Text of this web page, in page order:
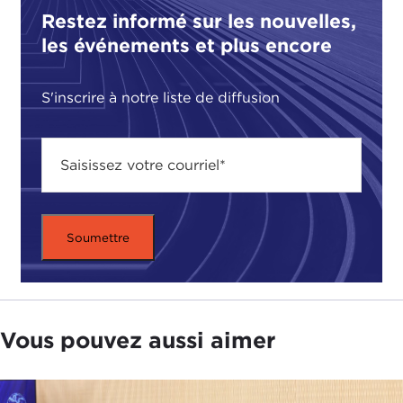
Restez informé sur les nouvelles,
les événements et plus encore
S'inscrire à notre liste de diffusion
American relations, whether or not the Biden
administration can fill the leadership vacuum, and
possible post-pandemic scenarios.
Vous pouvez aussi aimer